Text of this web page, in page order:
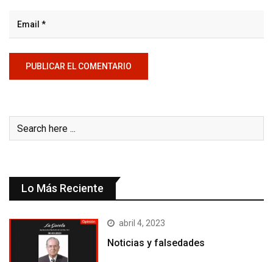
Lo Más Reciente
abril 4, 2023
Noticias y falsedades